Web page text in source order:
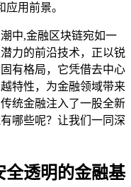
用前景。
中,金融区块链宛如一
力的前沿技术，正以锐
有格局，它凭借去中心
特性，为金融领域带来
统金融注入了一股全新
哪些呢？让我们一同深
全透明的金融基